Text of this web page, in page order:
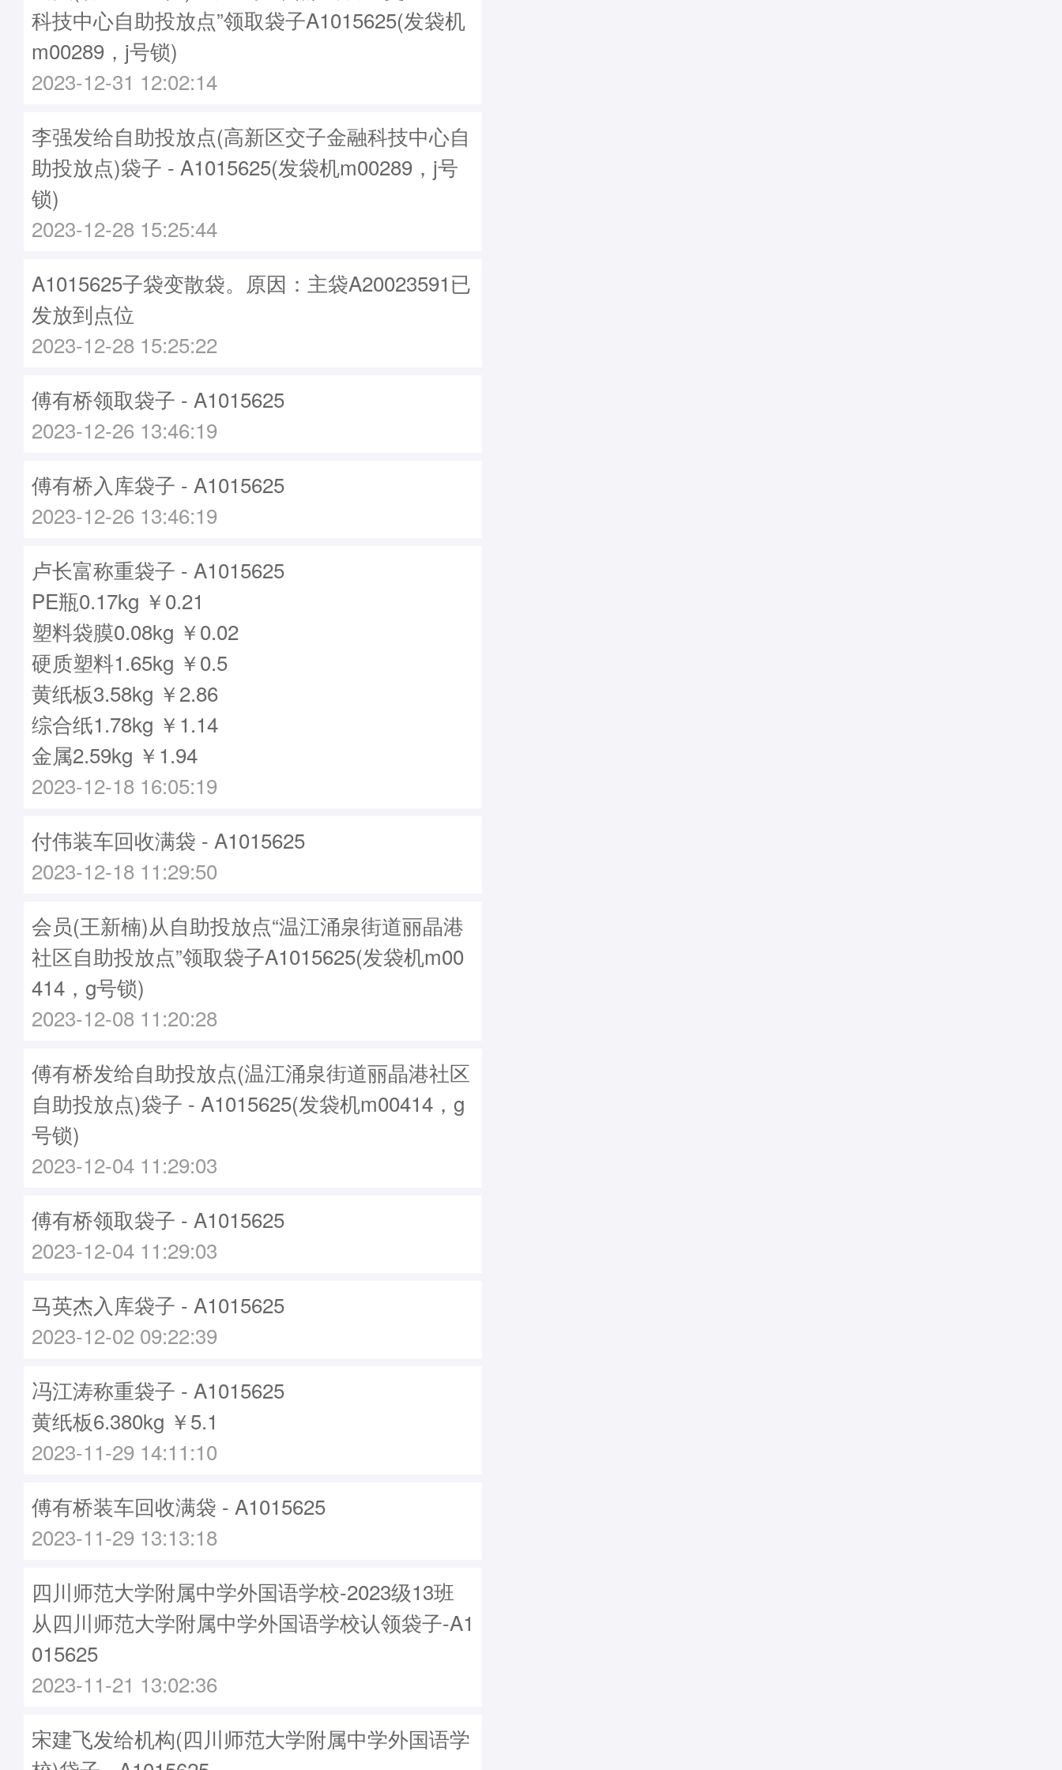
科技中心自助投放点”领取袋子A1015625(发袋机
m00289，j号锁)
2023-12-31 12:02:14
李强发给自助投放点(高新区交子金融科技中心自
助投放点)袋子 - A1015625(发袋机m00289，j号
锁)
2023-12-28 15:25:44
A1015625子袋变散袋。原因：主袋A20023591已
发放到点位
2023-12-28 15:25:22
傅有桥领取袋子 - A1015625
2023-12-26 13:46:19
傅有桥入库袋子 - A1015625
2023-12-26 13:46:19
卢长富称重袋子 - A1015625
PE瓶0.17kg ￥0.21
塑料袋膜0.08kg ￥0.02
硬质塑料1.65kg ￥0.5
黄纸板3.58kg ￥2.86
综合纸1.78kg ￥1.14
金属2.59kg ￥1.94
2023-12-18 16:05:19
付伟装车回收满袋 - A1015625
2023-12-18 11:29:50
会员(王新楠)从自助投放点“温江涌泉街道丽晶港
社区自助投放点”领取袋子A1015625(发袋机m00
414，g号锁)
2023-12-08 11:20:28
傅有桥发给自助投放点(温江涌泉街道丽晶港社区
自助投放点)袋子 - A1015625(发袋机m00414，g
号锁)
2023-12-04 11:29:03
傅有桥领取袋子 - A1015625
2023-12-04 11:29:03
马英杰入库袋子 - A1015625
2023-12-02 09:22:39
冯江涛称重袋子 - A1015625
黄纸板6.380kg ￥5.1
2023-11-29 14:11:10
傅有桥装车回收满袋 - A1015625
2023-11-29 13:13:18
四川师范大学附属中学外国语学校-2023级13班
从四川师范大学附属中学外国语学校认领袋子-A1
015625
2023-11-21 13:02:36
宋建飞发给机构(四川师范大学附属中学外国语学